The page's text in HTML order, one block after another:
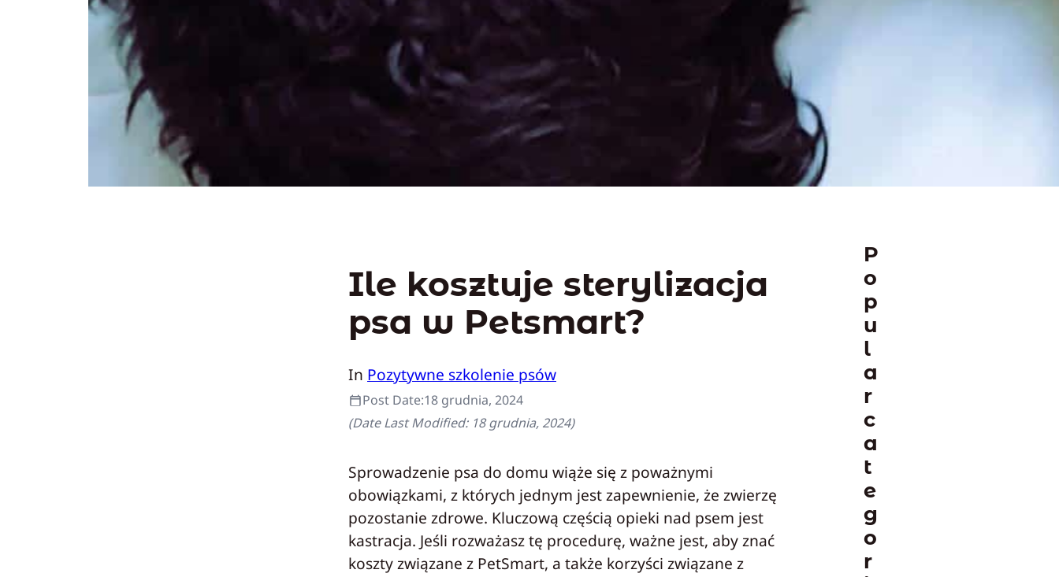
Ile kosztuje sterylizacja
psa w Petsmart?
In Pozytywne szkolenie psów
Post Date:18 grudnia, 2024
(Date Last Modified: 18 grudnia, 2024)
Sprowadzenie psa do domu wiąże się z poważnymi
obowiązkami, z których jednym jest zapewnienie, że zwierzę
pozostanie zdrowe. Kluczową częścią opieki nad psem jest
kastracja. Jeśli rozważasz tę procedurę, ważne jest, aby znać
koszty związane z PetSmart, a także korzyści związane z
P
o
p
u
l
a
r
c
a
t
e
g
o
r